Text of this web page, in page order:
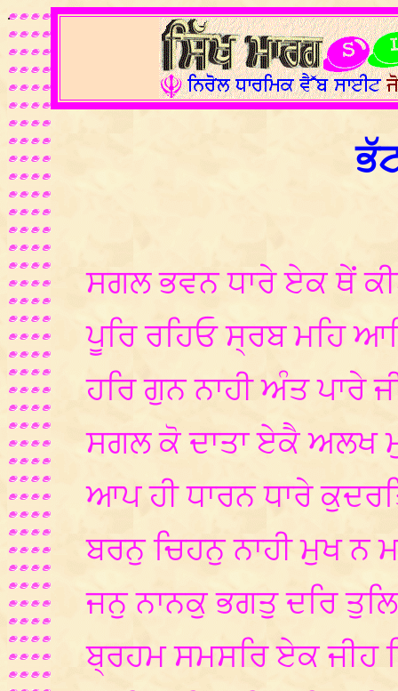
.
ਸਗਲ ਭਵਨ ਧਾਰੇ ਏਕ ਥੇਂ
ਪੂਰਿ ਰਹਿਓ ਸ੍ਰਬ ਮਹਿ
ਹਰਿ ਗੁਨ ਨਾਹੀ ਅੰਤ ਪਾਰੇ
ਸਗਲ ਕੋ ਦਾਤਾ ਏਕੈ ਅਲਖ
ਆਪ ਹੀ ਧਾਰਨ ਧਾਰੇ
ਬਰਨੁ ਚਿਹਨੁ ਨਾਹੀ ਮੁਖ ਨ
ਜਨੁ ਨਾਨਕੁ ਭਗਤੁ ਦਰਿ ਤੁਲਿ
ਬ੍ਰਹਮ ਸਮਸਰਿ ਏਕ ਜੀਹ